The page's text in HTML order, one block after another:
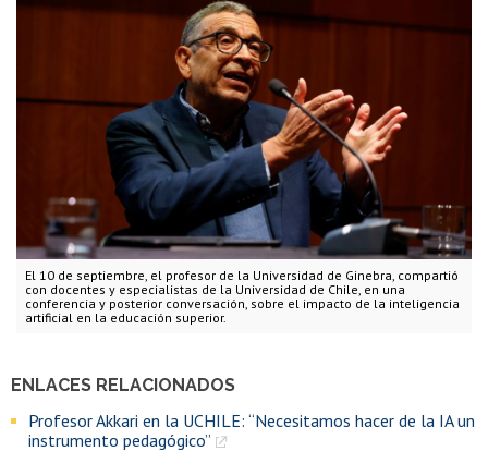
El 10 de septiembre, el profesor de la Universidad de Ginebra, compartió
con docentes y especialistas de la Universidad de Chile, en una
conferencia y posterior conversación, sobre el impacto de la inteligencia
artificial en la educación superior.
ENLACES RELACIONADOS
Profesor Akkari en la UCHILE: “Necesitamos hacer de la IA un
instrumento pedagógico”